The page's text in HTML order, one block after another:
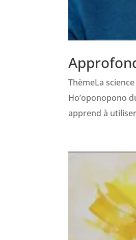
ThèmeLa
Ho’oponopono
apprend à